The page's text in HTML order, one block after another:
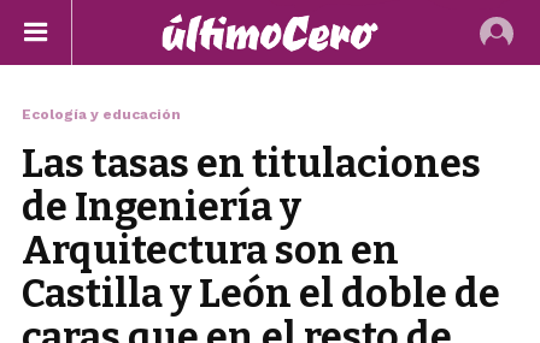
Ecología y educación
Las tasas en titulaciones
de Ingeniería y
Arquitectura son en
Castilla y León el doble de